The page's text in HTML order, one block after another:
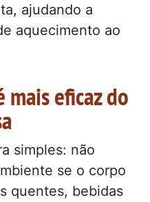
ajudando a
aquecimento ao
mais eficaz do
simples: não
se o corpo
quentes, bebidas